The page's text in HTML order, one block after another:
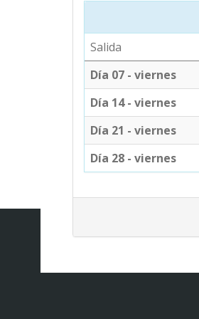
Salida
Día 07 - viernes
Día 14 - viernes
Día 21 - viernes
Día 28 - viernes